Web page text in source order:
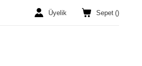
Üyelik Sepet ()